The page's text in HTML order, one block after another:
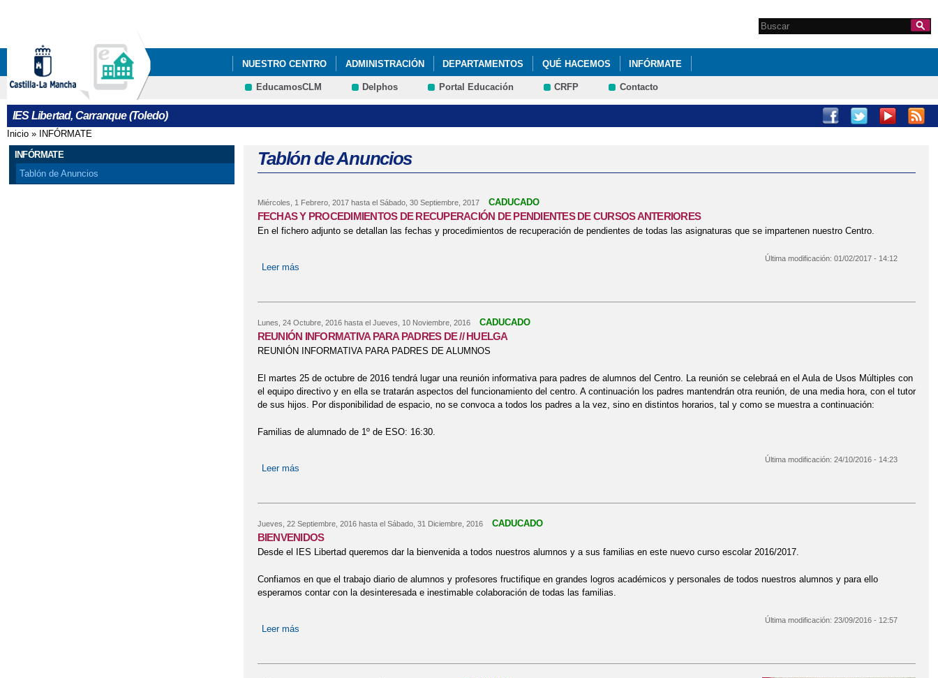
Formulario de
Search this site
NUESTRO CENTRO ADMINISTRACIÓN DEPARTAMENTOS QUÉ HACEMOS INFÓRMATE
EducamosCLM Delphos Portal Educación CRFP Contacto
IES Libertad, Carranque (Toledo)
Se encuentra usted aquí
Inicio »
INFÓRMATE
INFÓRMATE
Tablón de Anuncios
Tablón de Anuncios
Miércoles, 1 Febrero, 2017hasta el Sábado, 30 Septiembre, 2017 CADUCADO
FECHAS Y PROCEDIMIENTOS DE RECUPERACIÓN DE PENDIENTES DE CURSOS ANTERIORES
En el fichero adjunto se detallan las fechas y procedimientos de recuperación de pendientes de todas las asignaturas que se impartenen nuestro Centro.
Leer más
Última modificación: 01/02/2017 - 14:12
Lunes, 24 Octubre, 2016hasta el Jueves, 10 Noviembre, 2016 CADUCADO
REUNIÓN INFORMATIVA PARA PADRES DE // HUELGA
REUNIÓN INFORMATIVA PARA PADRES DE ALUMNOS
El martes 25 de octubre de 2016 tendrá lugar una reunión informativa para padres de alumnos del Centro. La reunión se celebraá en el Aula de Usos Múltiples con
el equipo directivo y en ella se tratarán aspectos del funcionamiento del centro. A continuación los padres mantendrán otra reunión, de una media hora, con el tutor
de sus hijos. Por disponibilidad de espacio, no se convoca a todos los padres a la vez, sino en distintos horarios, tal y como se muestra a continuación:
Familias de alumnado de 1º de ESO: 16:30.
Leer más
Última modificación: 24/10/2016 - 14:23
Jueves, 22 Septiembre, 2016hasta el Sábado, 31 Diciembre, 2016 CADUCADO
BIENVENIDOS
Desde el IES Libertad queremos dar la bienvenida a todos nuestros alumnos y a sus familias en este nuevo curso escolar 2016/2017.
Confiamos en que el trabajo diario de alumnos y profesores fructifique en grandes logros académicos y personales de todos nuestros alumnos y para ello
esperamos contar con la desinteresada e inestimable colaboración de todas las familias.
Leer más
Última modificación: 23/09/2016 - 12:57